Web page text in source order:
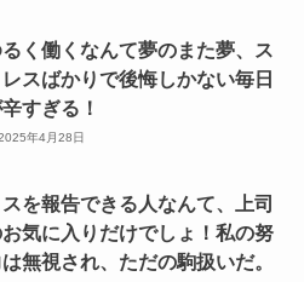
く働くなんて夢のまた夢、ス
レスばかりで後悔しかない毎日
すぎる！
年4月28日
スを報告できる人なんて、上司
気に入りだけでしょ！私の努
無視され、ただの駒扱いだ。